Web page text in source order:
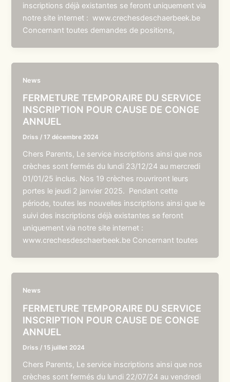
inscriptions déjà existantes se feront uniquement via
notre site internet : www.crechesdeschaerbeek.be
Concernant toutes demandes de positions,
News
FERMETURE TEMPORAIRE DU SERVICE
INSCRIPTION POUR CAUSE DE CONGE
ANNUEL
Driss /17 décembre 2024
Chers Parents, Le service inscriptions ainsi que nos
crèches sont fermés du lundi 23/12/24 au mercredi
01/01/25 inclus. Nos 19 crèches rouvriront leurs
portes le jeudi 2 janvier 2025. Pendant cette
période, toutes les nouvelles inscriptions ainsi que le
suivi des inscriptions déjà existantes se feront
uniquement via notre site internet :
www.crechesdeschaerbeek.be Concernant toutes
News
FERMETURE TEMPORAIRE DU SERVICE
INSCRIPTION POUR CAUSE DE CONGE
ANNUEL
Driss /15 juillet 2024
Chers Parents, Le service inscriptions ainsi que nos
crèches sont fermés du lundi 22/07/24 au vendredi